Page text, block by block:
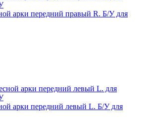
арки передний правый R. Б/У для
арки передний левый L. Б/У для